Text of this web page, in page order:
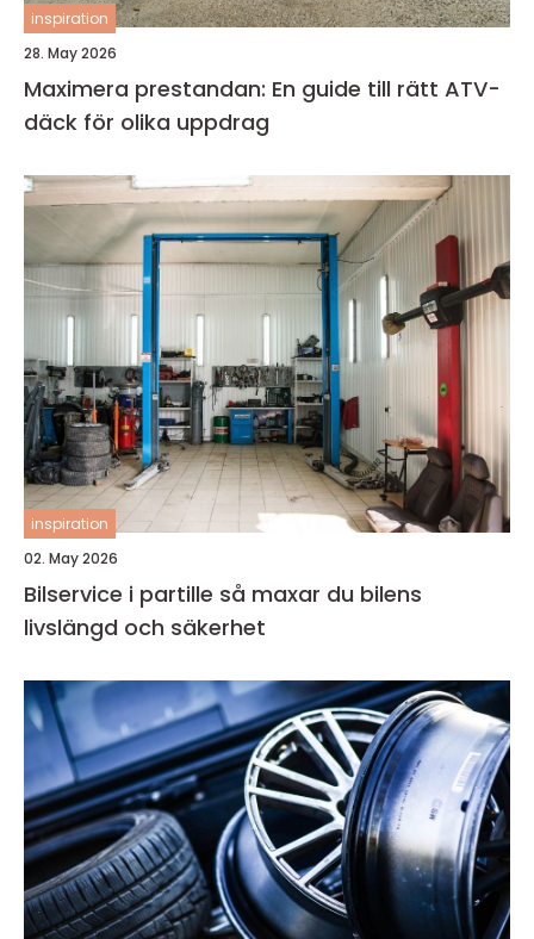
inspiration
28. May 2026
Maximera prestandan: En guide till rätt ATV-
däck för olika uppdrag
inspiration
02. May 2026
Bilservice i partille så maxar du bilens
livslängd och säkerhet